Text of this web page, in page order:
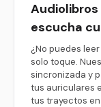
escucha
¿No puedes
solo toque.
sincronizada y
tus auriculares
tus trayectos